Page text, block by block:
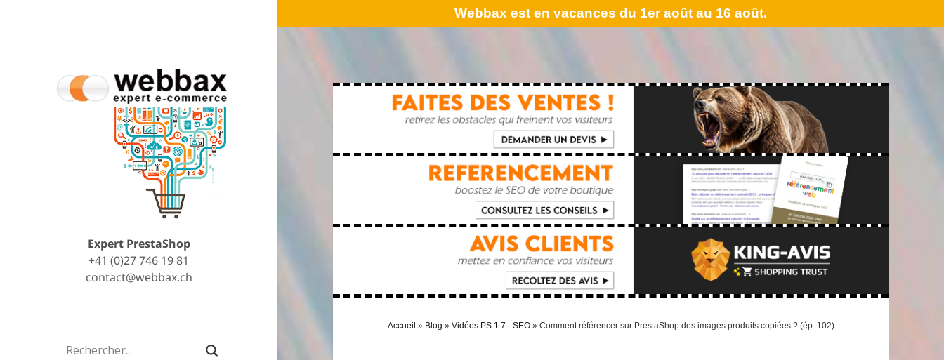
Expert PrestaShop
+41 (0)27 746 19 81
contact@webbax.ch
Webbax est en vacances du 1er août au 16 août.
Accueil » Blog » Vidéos PS 1.7 - SEO» Comment référencer sur PrestaShop des images produits copiées ? (ép. 102)